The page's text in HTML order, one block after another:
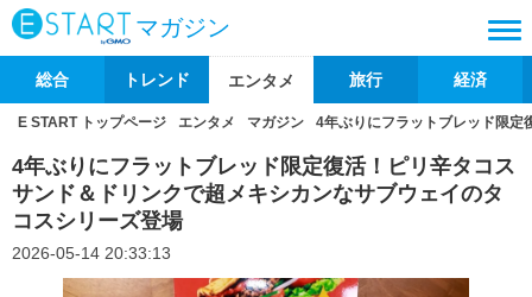
マガジン
総合 トレンド エンタメ 旅行 経済
E START トップページ エンタメ マガジン 4年ぶりにフラットブレッド限定
4年ぶりにフラットブレッド限定復活！ピリ辛タコス
サンド＆ドリンクで超メキシカンなサブウェイのタ
コスシリーズ登場
2026-05-14 20:33:13